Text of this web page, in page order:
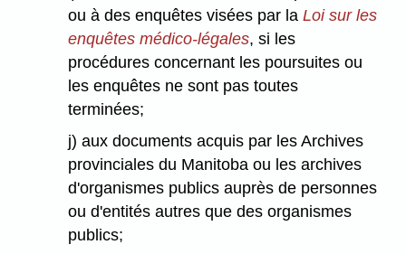
ou à des enquêtes visées par laLoi sur les
enquêtes médico-légales, si les
procédures concernant les poursuites ou
les enquêtes ne sont pas toutes
terminées;
j) aux documents acquis par les Archives
provinciales du Manitoba ou les archives
d'organismes publics auprès de personnes
ou d'entités autres que des organismes
publics;